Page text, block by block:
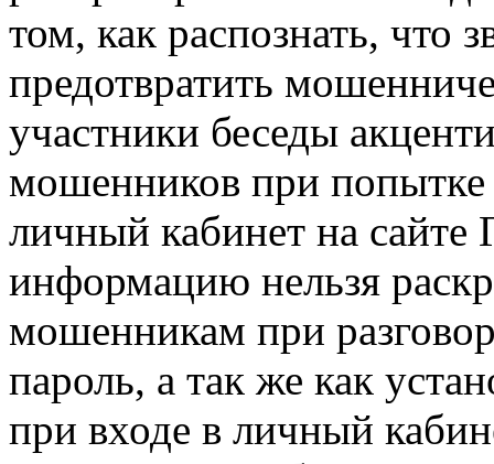
том, как распознать, что
предотвратить
участники беседы
мошенников при попытке
личный кабинет на сайте
информацию нельзя
мошенникам при
пароль, а так же как
при входе в личный